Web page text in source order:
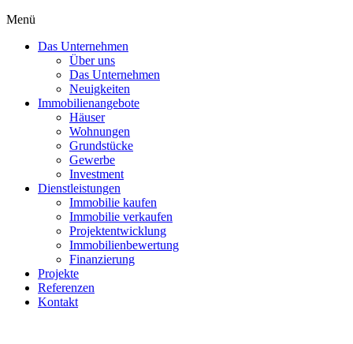
Menü
Das Unternehmen
Über uns
Das Unternehmen
Neuigkeiten
Immobilienangebote
Häuser
Wohnungen
Grundstücke
Gewerbe
Investment
Dienstleistungen
Immobilie kaufen
Immobilie verkaufen
Projektentwicklung
Immobilienbewertung
Finanzierung
Projekte
Referenzen
Kontakt